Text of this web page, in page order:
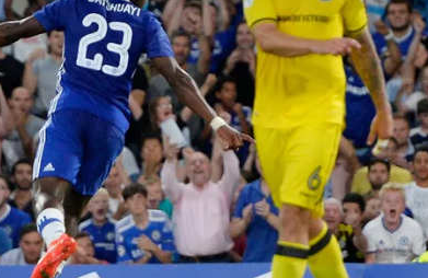
Diğer çerezler, sitemizin daha işlevsel kılınması ve
yapılması, amaçlarıyla sınırlı olarak açık rızanız
aşağıda yer alan panel vasıtasıyla
Bilgilendirme Metnimiziziyaret edebilirsiniz.
Korunması Kanunu uyarınca hazırlanmış
çerezlerle ilgili bilgi almak için lütfentıklayınız.